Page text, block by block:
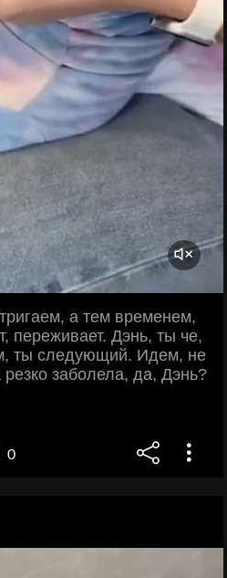
а тем временем,
переживает. Дэнь, ты че,
ты следующий. Идем, не
заболела, да, Дэнь?
0